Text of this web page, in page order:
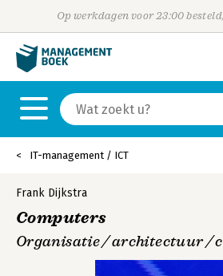
Op werkdagen voor 23:00
IT-management / ICT
Frank Dijkstra
Computers
Organisatie / architectuur /